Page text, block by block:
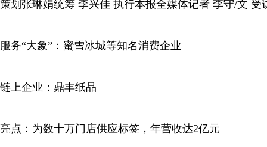
策划张琳娟统筹 李兴佳 执行本报全媒体记者 李守/文 受
服务“大象”：蜜雪冰城等知名消费企业
链上企业：鼎丰纸品
亮点：为数十万门店供应标签，年营收达2亿元